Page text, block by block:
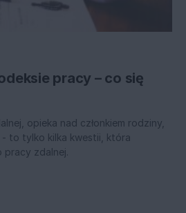
pracy – co się
opieka nad członkiem rodziny,
- to tylko kilka kwestii, która
pracy zdalnej.